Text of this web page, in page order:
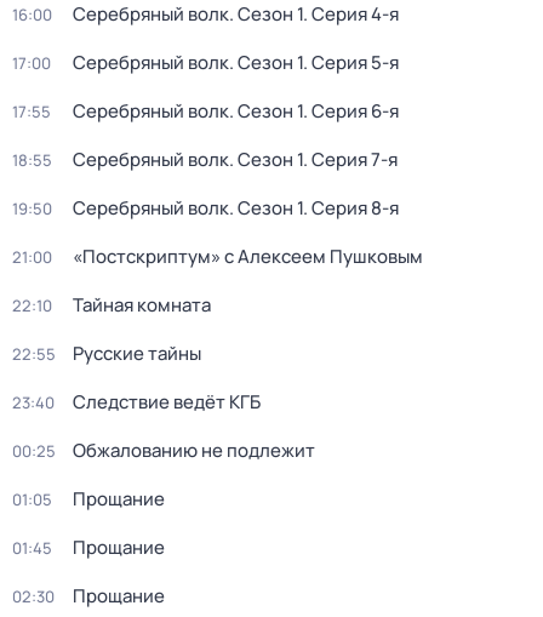
16:00 Серебряный волк. Сезон 1. Серия 4-я
17:00 Серебряный волк. Сезон 1. Серия 5-я
17:55 Серебряный волк. Сезон 1. Серия 6-я
18:55 Серебряный волк. Сезон 1. Серия 7-я
19:50 Серебряный волк. Сезон 1. Серия 8-я
21:00 «Постскриптум» с Алексеем Пушковым
22:10 Тайная комната
22:55 Русские тайны
23:40 Следствие ведёт КГБ
00:25 Обжалованию не подлежит
01:05 Прощание
01:45 Прощание
02:30 Прощание